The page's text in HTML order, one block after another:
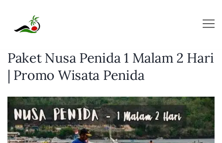
content
Paket Nusa Penida 1 Malam 2 Hari
| Promo Wisata Penida